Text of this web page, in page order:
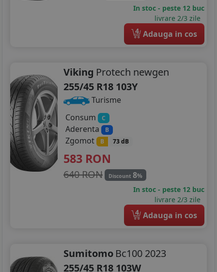
In stoc - peste 12 buc
livrare 2/3 zile
4 Adauga in cos
Viking Protech newgen
255/45 R18 103Y
Turisme
Consum
C
Aderenta B
Zgomot B 73 dB
583 RON
640 RON Discount 8%
In stoc - peste 12 buc
livrare 2/3 zile
4 Adauga in cos
Sumitomo Bc100 2023
255/45 R18 103W